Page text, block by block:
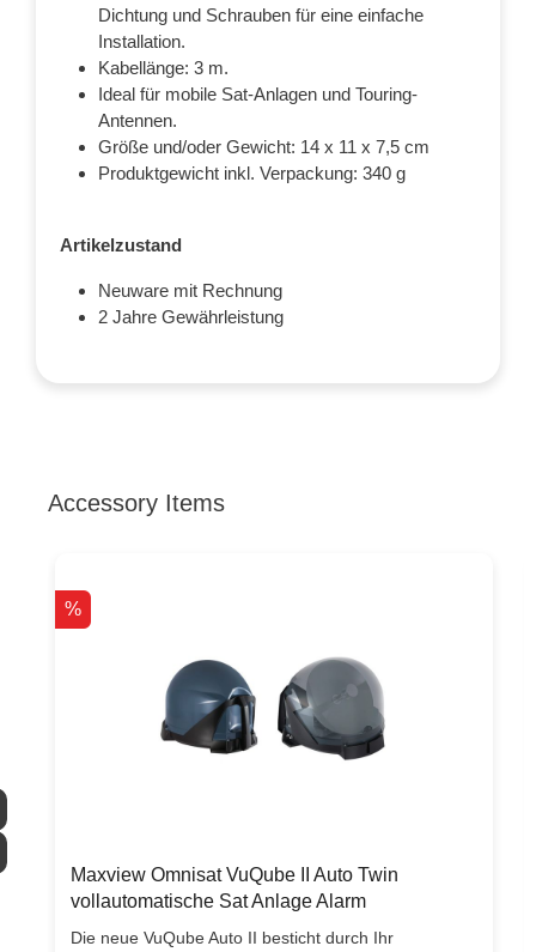
Dichtung und Schrauben für eine einfache
Installation.
Kabellänge: 3 m.
Ideal für mobile Sat-Anlagen und Touring-
Antennen.
Größe und/oder Gewicht: 14 x 11 x 7,5 cm
Produktgewicht inkl. Verpackung: 340 g
Artikelzustand
Neuware mit Rechnung
2 Jahre Gewährleistung
Produktgalerie überspringen
Accessory Items
%
Maxview Omnisat VuQube II Auto Twin
vollautomatische Sat Anlage Alarm
Die neue VuQube Auto II besticht durch Ihr